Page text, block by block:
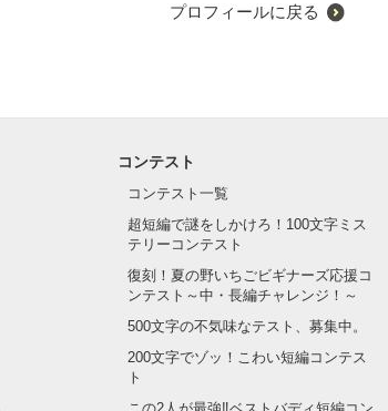
プロフィールに戻る
コンテスト
コンテスト一覧
超短編で謎をしかけろ！100文字ミス
テリーコンテスト
復刻！夏の野いちごビギナーズ応援コ
ンテスト～中・長編チャレンジ！～
500文字の不気味なテスト、募集中。
200文字でゾッ！こわい短編コンテス
ト